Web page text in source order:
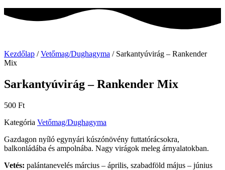
Kezdőlap /Vetőmag/Dughagyma / Sarkantyúvirág – Rankender
Mix
Sarkantyúvirág – Rankender Mix
500 Ft
Kategória Vetőmag/Dughagyma
Gazdagon nyíló egynyári kúszónövény futtatórácsokra,
balkonládába és ampolnába. Nagy virágok meleg árnyalatokban.
Vetés: palántanevelés március – április, szabadföld május – június